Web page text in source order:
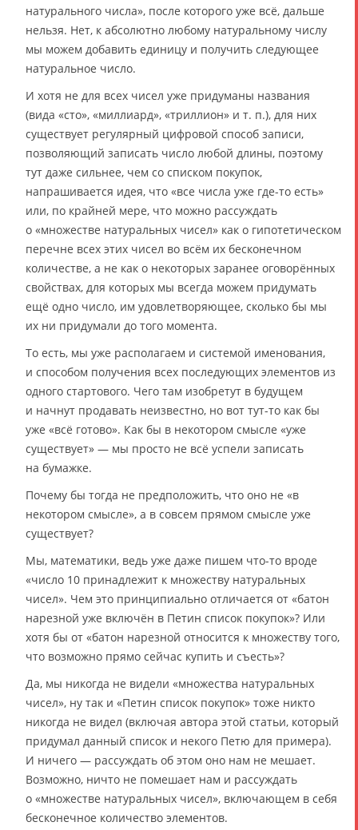
натурального числа», после которого уже всё, дальше
нельзя. Нет, к абсолютно любому натуральному числу
мы можем добавить единицу и получить следующее
натуральное число.
И хотя не для всех чисел уже придуманы названия
(вида «сто», «миллиард», «триллион» и т. п.), для них
существует регулярный цифровой способ записи,
позволяющий записать число любой длины, поэтому
тут даже сильнее, чем со списком покупок,
напрашивается идея, что «все числа уже где-то есть»
или, по крайней мере, что можно рассуждать
о «множестве натуральных чисел» как о гипотетическом
перечне всех этих чисел во всём их бесконечном
количестве, а не как о некоторых заранее оговорённых
свойствах, для которых мы всегда можем придумать
ещё одно число, им удовлетворяющее, сколько бы мы
их ни придумали до того момента.
То есть, мы уже располагаем и системой именования,
и способом получения всех последующих элементов из
одного стартового. Чего там изобретут в будущем
и начнут продавать неизвестно, но вот тут-то как бы
уже «всё готово». Как бы в некотором смысле «уже
существует» — мы просто не всё успели записать
на бумажке.
Почему бы тогда не предположить, что оно не «в
некотором смысле», а в совсем прямом смысле уже
существует?
Мы, математики, ведь уже даже пишем что-то вроде
«число 10 принадлежит к множеству натуральных
чисел». Чем это принципиально отличается от «батон
нарезной уже включён в Петин список покупок»? Или
хотя бы от «батон нарезной относится к множеству того,
что возможно прямо сейчас купить и съесть»?
Да, мы никогда не видели «множества натуральных
чисел», ну так и «Петин список покупок» тоже никто
никогда не видел (включая автора этой статьи, который
придумал данный список и некого Петю для примера).
И ничего — рассуждать об этом оно нам не мешает.
Возможно, ничто не помешает нам и рассуждать
о «множестве натуральных чисел», включающем в себя
бесконечное количество элементов.